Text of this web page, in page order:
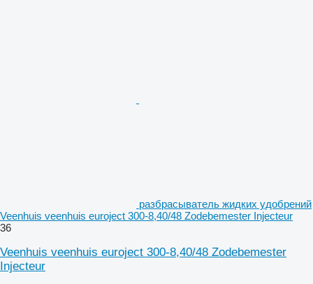
разбрасыватель жидких удобрений
Veenhuis veenhuis euroject 300-8,40/48 Zodebemester Injecteur
36
Veenhuis veenhuis euroject 300-8,40/48 Zodebemester
Injecteur